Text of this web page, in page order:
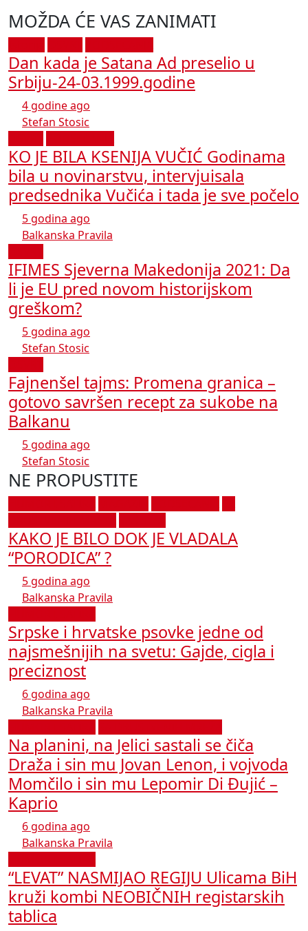
MOŽDA ĆE VAS ZANIMATI
Dan kada je Satana Ad preselio u
Srbiju-24-03.1999.godine
4 godine ago
Stefan Stosic
KO JE BILA KSENIJA VUČIĆ Godinama
bila u novinarstvu, intervjuisala
predsednika Vučića i tada je sve počelo
5 godina ago
Balkanska Pravila
IFIMES Sjeverna Makedonija 2021: Da
li je EU pred novom historijskom
greškom?
5 godina ago
Stefan Stosic
Fajnenšel tajms: Promena granica –
gotovo savršen recept za sukobe na
Balkanu
5 godina ago
Stefan Stosic
NE PROPUSTITE
KAKO JE BILO DOK JE VLADALA
“PORODICA” ?
5 godina ago
Balkanska Pravila
Srpske i hrvatske psovke jedne od
najsmešnijih na svetu: Gajde, cigla i
preciznost
6 godina ago
Balkanska Pravila
Na planini, na Jelici sastali se čiča
Draža i sin mu Jovan Lenon, i vojvoda
Momčilo i sin mu Lepomir Di Đujić –
Kaprio
6 godina ago
Balkanska Pravila
“LEVAT” NASMIJAO REGIJU Ulicama BiH
kruži kombi NEOBIČNIH registarskih
tablica